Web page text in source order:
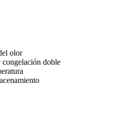
olor
doble